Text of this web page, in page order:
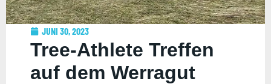
JUNI 30, 2023
Tree-Athlete Treffen
auf dem Werragut